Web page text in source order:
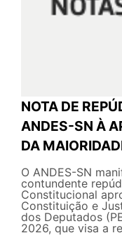
NOTA DE
ANDES-SN À
DA
O ANDES-SN
contundente
Constitucional
Constituição e
dos Deputados
2026, que visa a